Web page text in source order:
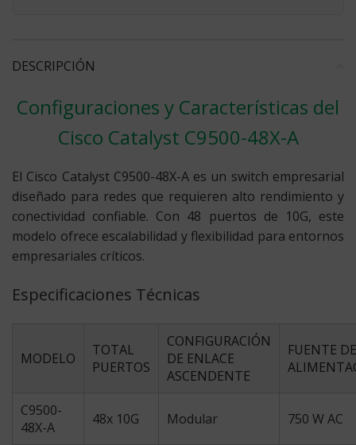
DESCRIPCIÓN
Configuraciones y Características del
Cisco Catalyst C9500-48X-A
El Cisco Catalyst C9500-48X-A es un switch empresarial
diseñado para redes que requieren alto rendimiento y
conectividad confiable. Con 48 puertos de 10G, este
modelo ofrece escalabilidad y flexibilidad para entornos
empresariales críticos.
Especificaciones Técnicas
MODELO
TOTAL
PUERTOS
CONFIGURACIÓN
DE ENLACE
ASCENDENTE
FUENTE DE
C9500-
48X-A
48x 10G Modular 750 W AC